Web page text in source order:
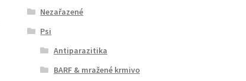
Nezařazené
Psi
Antiparazitika
BARF & mražené krmivo